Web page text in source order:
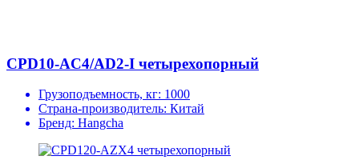
CPD10-AC4/AD2-I четырехопорный
Грузоподъемность, кг: 1000
Страна-производитель: Китай
Бренд: Hangcha